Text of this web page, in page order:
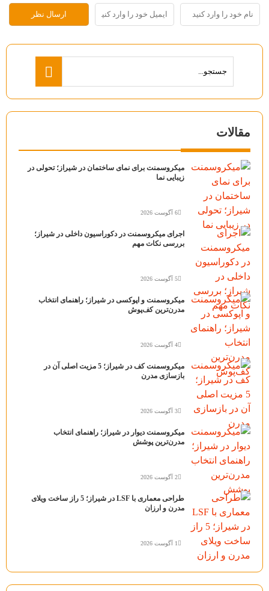
مقالات
میکروسمنت برای نمای ساختمان در شیراز؛ تحولی در
زیبایی نما
6 آگوست 2026
اجرای میکروسمنت در دکوراسیون داخلی در شیراز؛
بررسی نکات مهم
5 آگوست 2026
میکروسمنت و اپوکسی در شیراز؛ راهنمای انتخاب
مدرن‌ترین کف‌پوش
4 آگوست 2026
میکروسمنت کف در شیراز؛ 5 مزیت اصلی آن در
بازسازی مدرن
3 آگوست 2026
میکروسمنت دیوار در شیراز؛ راهنمای انتخاب
مدرن‌ترین پوشش
2 آگوست 2026
طراحی معماری با LSF در شیراز؛ 5 راز ساخت ویلای
مدرن و ارزان
1 آگوست 2026